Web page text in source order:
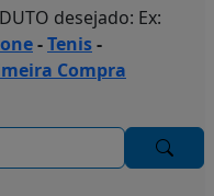
desejado: Ex:
-Tenis-
Compra